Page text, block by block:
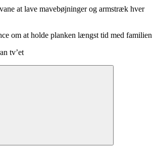
at lave mavebøjninger og armstræk hver
om at holde planken længst tid med familien
tv’et